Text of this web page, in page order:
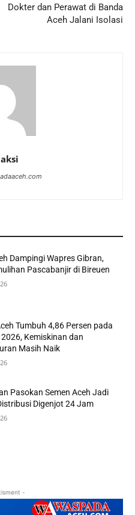
Dokter dan Perawat di Banda
Aceh Jalani Isolasi
Dampingi Wapres Gibran,
Pascabanjir di Bireuen
Tumbuh 4,86 Persen pada
Kemiskinan dan
Masih Naik
Pasokan Semen Aceh Jadi
Digenjot 24 Jam
-